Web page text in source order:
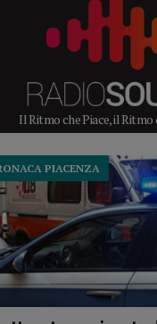
Il Ritmo che Piace, il Ritmo
PIACENZA